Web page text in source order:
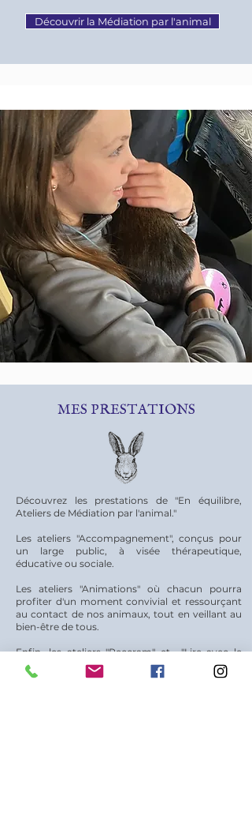
Découvrir la Médiation par l'animal
MES PRESTATIONS
Découvrez les prestations de "En équilibre,
Ateliers de Médiation par l'animal."
Les ateliers "Accompagnement", conçus pour
un large public, à visée thérapeutique,
éducative ou sociale.
Les ateliers "Animations" où chacun pourra
profiter d'un moment convivial et ressourçant
au contact de nos animaux, tout en veillant au
bien-être de tous.
Enfin, les ateliers "Peccram" et "Lire avec le
chien" plus spécifiquement dédiés aux enfants
autour du lien avec le chien.